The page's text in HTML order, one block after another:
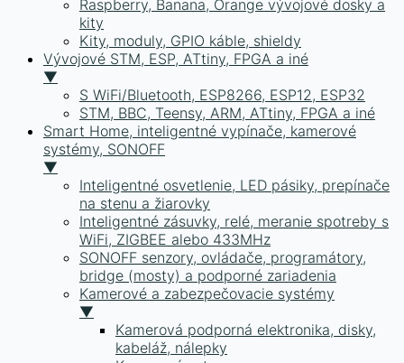
Raspberry, Banana, Orange vývojové dosky a
kity
Kity, moduly, GPIO káble, shieldy
Vývojové STM, ESP, ATtiny, FPGA a iné
▼
S WiFi/Bluetooth, ESP8266, ESP12, ESP32
STM, BBC, Teensy, ARM, ATtiny, FPGA a iné
Smart Home, inteligentné vypínače, kamerové
systémy, SONOFF
▼
Inteligentné osvetlenie, LED pásiky, prepínače
na stenu a žiarovky
Inteligentné zásuvky, relé, meranie spotreby s
WiFi, ZIGBEE alebo 433MHz
SONOFF senzory, ovládače, programátory,
bridge (mosty) a podporné zariadenia
Kamerové a zabezpečovacie systémy
▼
Kamerová podporná elektronika, disky,
kabeláž, nálepky